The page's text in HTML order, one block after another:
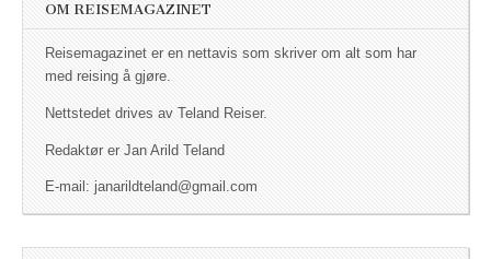
OM REISEMAGAZINET
Reisemagazinet er en nettavis som skriver om alt som har
med reising å gjøre.
Nettstedet drives av Teland Reiser.
Redaktør er Jan Arild Teland
E-mail: janarildteland@gmail.com